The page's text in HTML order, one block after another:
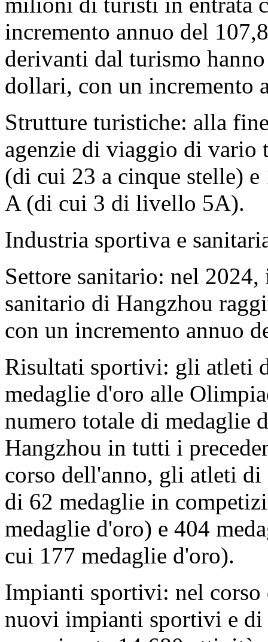
incremento annuo del
derivanti dal turismo
dollari, con un incremento
Strutture turistiche: alla
agenzie di viaggio di vario
(di cui 23 a cinque stelle)
A (di cui 3 di livello 5A).
Industria sportiva e
Settore sanitario: nel
sanitario di Hangzhou
con un incremento annuo
Risultati sportivi: gli atleti
medaglie d'oro alle
numero totale di medaglie
Hangzhou in tutti i
corso dell'anno, gli atleti
di 62 medaglie in
medaglie d'oro) e 404
cui 177 medaglie d'oro).
Impianti sportivi: nel
nuovi impianti sportivi e di